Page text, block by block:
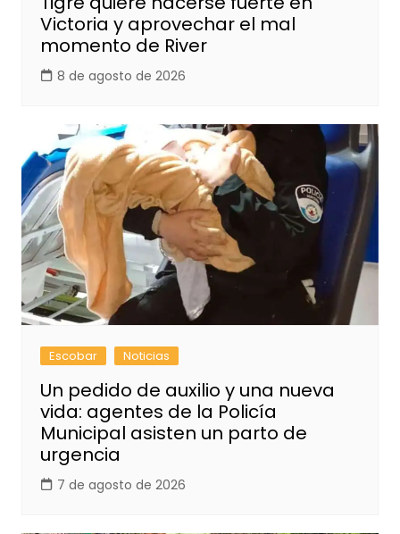
Victoria y aprovechar el mal
momento de River
8 de agosto de 2026
Escobar Noticias
Un pedido de auxilio y una nueva
vida: agentes de la Policía
Municipal asisten un parto de
urgencia
7 de agosto de 2026